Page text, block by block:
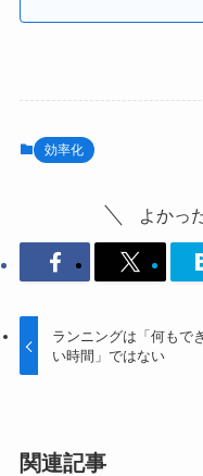
効率化
よかっ
ランニングは「何もで
い時間」ではない
関連記事